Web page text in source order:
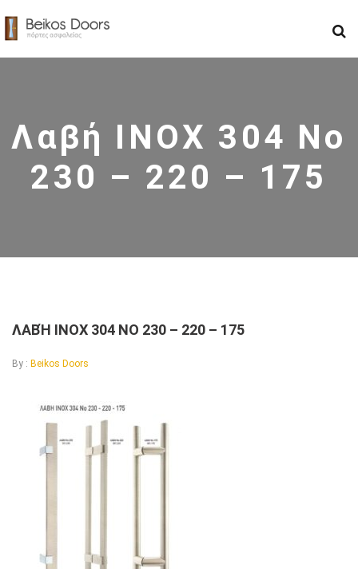
Λαβή INOX 304 Νο
230 – 220 – 175
ΛΑΒΉ INOX 304 ΝΟ 230 – 220 – 175
By : Beikos Doors